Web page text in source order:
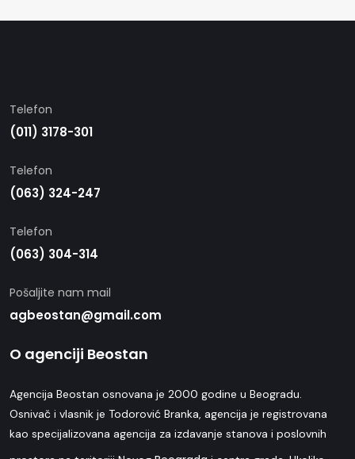
Telefon
(011) 3178-301
Telefon
(063) 324-247
Telefon
(063) 304-314
Pošaljite nam mail
agbeostan@gmail.com
O agenciji Beostan
Agencija Beostan osnovana je 2000 godine u Beogradu.
Osnivač i vlasnik je Todorović Branka, agencija je registrovana
kao specijalizovana agencija za izdavanje stanova i poslovnih